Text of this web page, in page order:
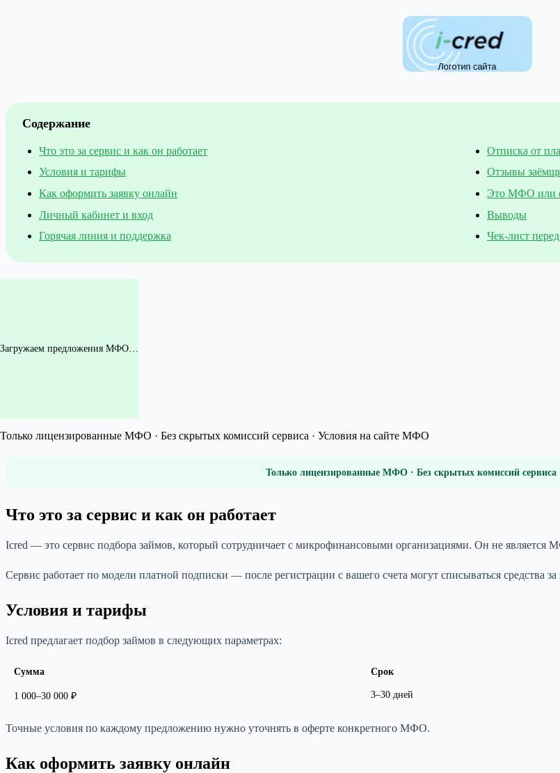
Содержание
Что это за сервис и как он работает
Условия и тарифы
Как оформить заявку онлайн
Личный кабинет и вход
Горячая линия и поддержка
Отписка от
Отзывы
Это МФО или
Выводы
Чек-лист
Загружаем предложения МФО…
Только лицензированные МФО · Без скрытых комиссий сервиса · Условия на сайте МФО
Только лицензированные МФО · Без скрытых комиссий
Что это за сервис и как он работает
Icred — это сервис подбора займов, который сотрудничает с микрофинансовыми организациями. Он не
Сервис работает по модели платной подписки — после регистрации с вашего счета могут списываться средства
Условия и тарифы
Icred предлагает подбор займов в следующих параметрах:
Сумма Срок
1 000–30 000 ₽ 3–30 дней
Точные условия по каждому предложению нужно уточнять в оферте конкретного МФО.
Как оформить заявку онлайн